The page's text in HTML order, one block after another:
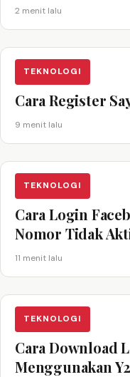
2 menit lalu
TEKNOLOGI
Cara Register
9 menit lalu
TEKNOLOGI
Cara Login
Nomor Tidak
11 menit lalu
TEKNOLOGI
Cara Download
Menggunakan